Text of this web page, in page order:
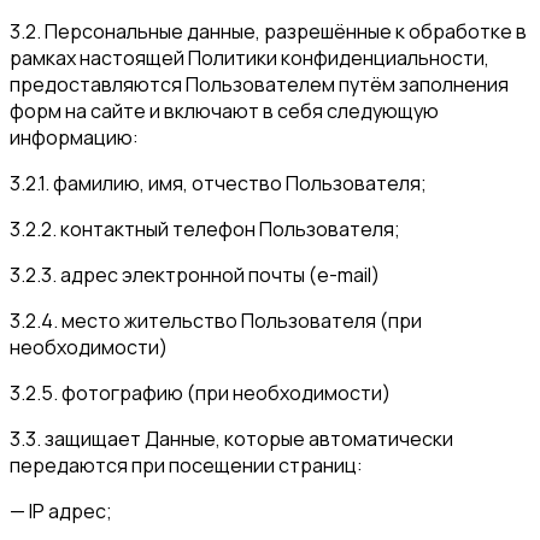
3.2. Персональные данные, разрешённые к обработке в
рамках настоящей Политики конфиденциальности,
предоставляются Пользователем путём заполнения
форм на сайте и включают в себя следующую
информацию:
3.2.1. фамилию, имя, отчество Пользователя;
3.2.2. контактный телефон Пользователя;
3.2.3. адрес электронной почты (e-mail)
3.2.4. место жительство Пользователя (при
необходимости)
3.2.5. фотографию (при необходимости)
3.3. защищает Данные, которые автоматически
передаются при посещении страниц:
— IP адрес;